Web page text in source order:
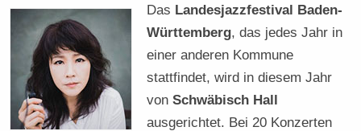
Das Landesjazzfestival Baden-
Württemberg, das jedes Jahr in
einer anderen Kommune
stattfindet, wird in diesem Jahr
vonSchwäbisch Hall
ausgerichtet. Bei 20 Konzerten